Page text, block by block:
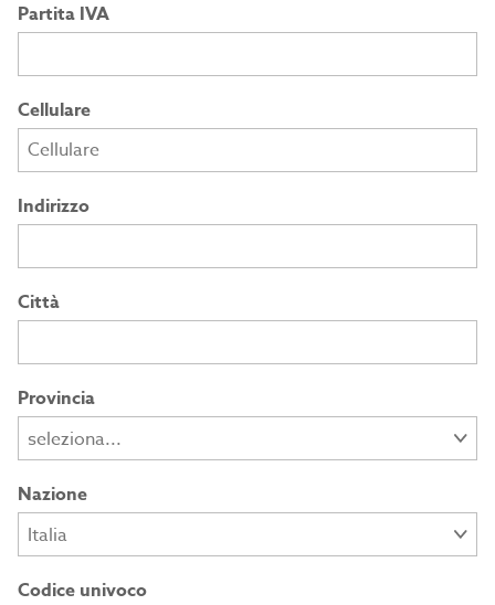
Partita IVA
Cellulare
Indirizzo
Città
Provincia
Nazione
Codice univoco